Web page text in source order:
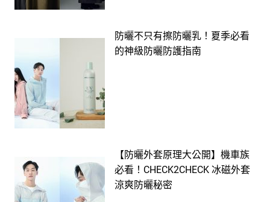
防曬不只有擦防曬乳！夏季必看
的神級防曬防護指南
【防曬外套原理大公開】機車族
必看！CHECK2CHECK 冰磁外套
涼爽防曬秘密